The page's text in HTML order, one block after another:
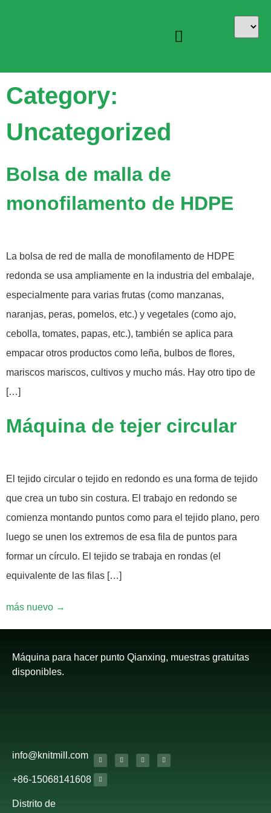
Category:
Uncategorized
Bolsa de malla de
monofilamento de HDPE
La bolsa de red de malla de monofilamento de HDPE
redonda se usa ampliamente en la industria del embalaje,
especialmente para varias frutas (como manzanas,
naranjas, peras, pomelos, etc.) y vegetales (como ajo,
cebolla, tomates, papas, etc.), también se aplica para
empacar otros productos como leña, bulbos de flores,
mariscos mariscos, cultivos y mucho más. Hay otro tipo de
[…]
Máquina de tejer circular
El tejido circular o tejido en redondo es una forma de tejido
que crea un tubo sin costura. El trabajo en redondo se
comienza montando puntos como para el tejido plano, pero
luego se unen los extremos de esa fila de puntos para
formar un círculo. El tejido se trabaja en rondas (el
equivalente de las filas […]
más nuevo →
Máquina para hacer punto Qianxing, muestras gratuitas
disponibles.
info@knitmill.com
+86-15068141608
Distrito de